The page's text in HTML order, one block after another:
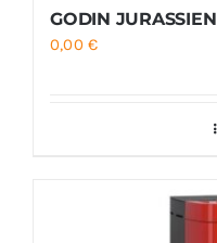
GODIN JURASSIEN
0,00€